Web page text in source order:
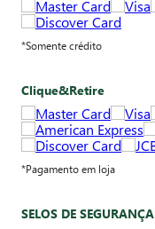
*Somente crédito
Clique&Retire
*Pagamento em loja
SELOS DE SEGURANÇA